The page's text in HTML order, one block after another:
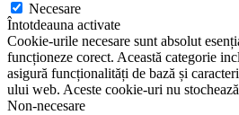
Necesare
Întotdeauna activate
Cookie-urile necesare sunt absolut
funcționeze corect. Această categorie
asigură funcționalități de bază și
ului web. Aceste cookie-uri nu
Non-necesare